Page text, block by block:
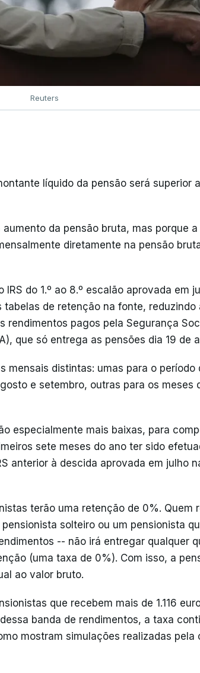
Reuters
líquido da pensão será superior
da pensão bruta, mas porque a
diretamente na pensão
do 1.º ao 8.º escalão aprovada em
de retenção na fonte, reduzindo
rendimentos pagos pela Segurança
que só entrega as pensões dia 19 de
mensais distintas: umas para o período
e setembro, outras para os meses
especialmente mais baixas, para
sete meses do ano ter sido
anterior à descida aprovada em julho
terão uma retenção de 0%. Quem
solteiro ou um pensionista
-- não irá entregar qualquer
(uma taxa de 0%). Com isso, a
ao valor bruto.
que recebem mais de 1.116
banda de rendimentos, a taxa
mostram simulações realizadas pela